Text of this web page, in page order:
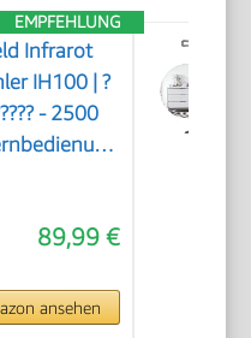
EMPFEHLUNG
Infrarot
IH100 | ?
- 2500
-
89,99 €
ansehen